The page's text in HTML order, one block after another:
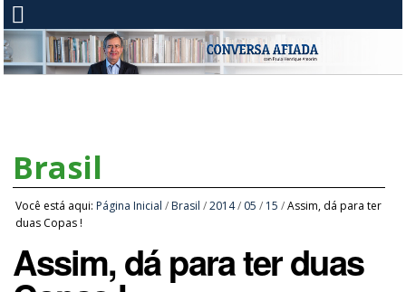
Brasil
Você está aqui: Página Inicial / Brasil /2014/ 05 / 15 /Assim, dá para ter
duas Copas !
Assim, dá para ter duas